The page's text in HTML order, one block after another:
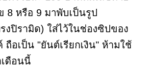
8 หรือ 9 มาพับเป็นรูป
งปิรามิด) ใส่ไว้ในช่องซิปของ
ถือเป็น "ยันต์เรียกเงิน" ห้ามใช้
ดือนนี้